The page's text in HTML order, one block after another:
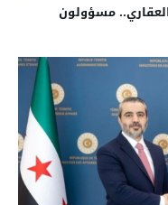
العقاري.. مسؤولون